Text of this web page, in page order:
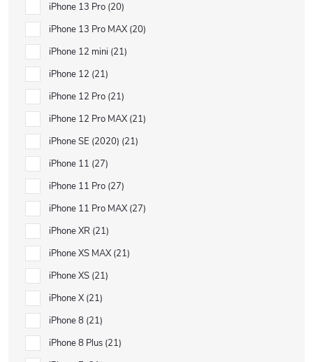
iPhone 13 Pro 20
iPhone 13 Pro MAX 20
iPhone 12 mini 21
iPhone 12 21
iPhone 12 Pro 21
iPhone 12 Pro MAX 21
iPhone SE (2020) 21
iPhone 11 27
iPhone 11 Pro 27
iPhone 11 Pro MAX 27
iPhone XR 21
iPhone XS MAX 21
iPhone XS 21
iPhone X 21
iPhone 8 21
iPhone 8 Plus 21